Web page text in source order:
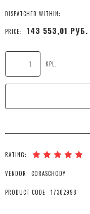
DISPATCHED WITHIN:
PRICE: 143 553,01 РУБ.
KPL.
RATING:
VENDOR: CORASCHODY
PRODUCT CODE: 17302998